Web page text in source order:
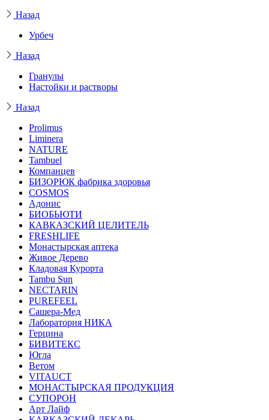
Назад
Урбеч
Назад
Гранулы
Настойки и растворы
Назад
Prolimus
Liminera
NATURE
Tambuel
Компанцев
БИЗОРЮК фабрика здоровья
COSMOS
Адонис
БИОБЬЮТИ
КАВКАЗСКИЙ ЦЕЛИТЕЛЬ
FRESHLIFE
Монастырская аптека
Живое Дерево
Кладовая Курорта
Tambu Sun
NECTARIN
PUREFEEL
Сашера-Мед
Лаборатория НИКА
Герцина
БИВИТЕКС
Югла
Ветом
VITAUCT
МОНАСТЫРСКАЯ ПРОДУКЦИЯ
СУПОРОН
Арт Лайф